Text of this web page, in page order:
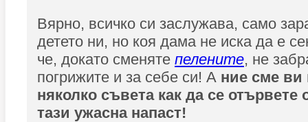
Вярно, всичко си заслужава, само
детето ни, но коя дама не иска да е
че, докато сменяте пелените, не
погрижите и за себе си! А ние сме ви
няколко съвета как да се отървете
тази ужасна напаст!